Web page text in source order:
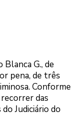
Blanca G., de
pena, de três
Conforme
das
Judiciário do